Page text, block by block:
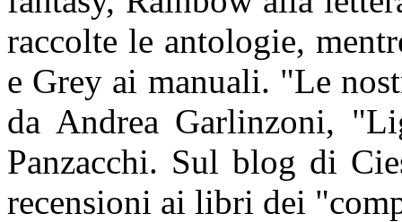
raccolte le antologie,
e Grey ai manuali. "Le
da Andrea Garlinzoni,
Panzacchi. Sul blog di
recensioni ai libri dei